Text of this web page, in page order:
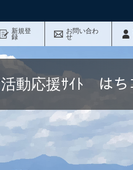
新規登
録
お問い合わ
せ
活動応援ｻｲﾄ はち